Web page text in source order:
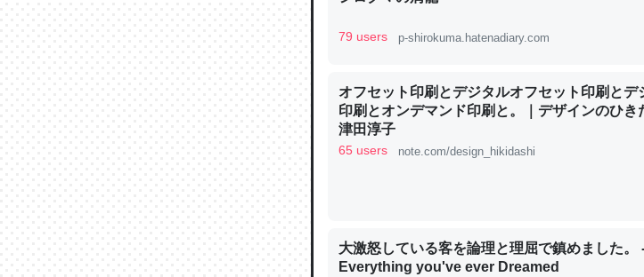
は」とあって面白い。海にいる鋏角類（カブトガニ
チンを強化してる筈だが、酵素が違うのか？
─ニュース :: 【研究発表】昆虫学の大問題＝「昆虫はなぜ海
これを元に考えるとカルシウムを大量に使う脊椎動
79 users p-shirokuma.hatenadiary.com
オフセット印刷とデジタルオフセット印刷とデ
印刷とオンデマンド印刷と。｜デザインのひ
津田淳子
65 users note.com/design_hikidashi
大激怒している客を論理と理屈で鎮めました。
Everything you've ever Dreamed